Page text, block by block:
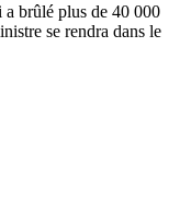
a brûlé plus de 40 000
se rendra dans le